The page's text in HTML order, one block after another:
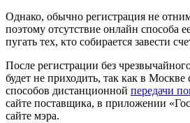
Однако, обычно регистрация не
поэтому отсутствие онлайн способа
пугать тех, кто собирается завести
После регистрации без
будет не приходить, так как в Москве
способов дистанционной передачи
сайте поставщика, в приложении
сайте мэра.